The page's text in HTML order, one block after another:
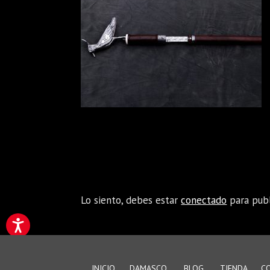
Lo siento, debes estarconectado para